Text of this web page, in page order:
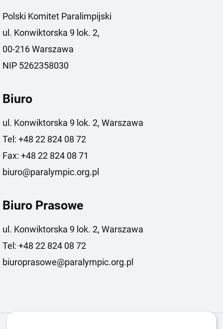
Polski Komitet Paralimpijski
ul. Konwiktorska 9 lok. 2,
00-216 Warszawa
NIP 5262358030
Biuro
ul. Konwiktorska 9 lok. 2, Warszawa
Tel: +48 22 824 08 72
Fax: +48 22 824 08 71
biuro@paralympic.org.pl
Biuro Prasowe
ul. Konwiktorska 9 lok. 2, Warszawa
Tel: +48 22 824 08 72
biuroprasowe@paralympic.org.pl